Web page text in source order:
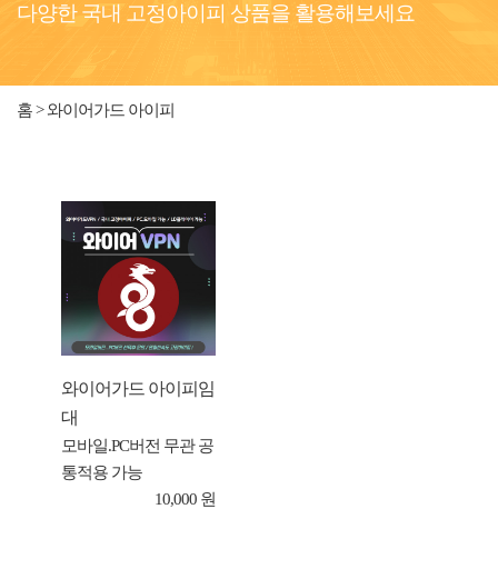
다양한 국내 고정아이피 상품을 활용해보세요
홈 > 와이어가드 아이피
와이어가드 아이피임
대
모바일.PC버전 무관 공
통적용 가능
10,000 원